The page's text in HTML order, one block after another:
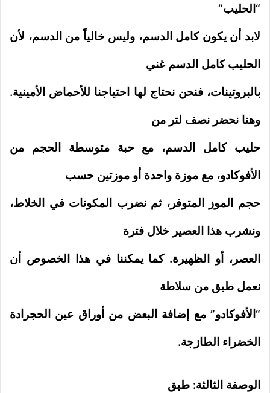
“الحليب”
لابد أن يكون كامل الدسم، وليس خالياً من الدسم، لأن
الحليب كامل الدسم غني
بالبروتينات، فنحن نحتاج لها احتياجنا للأحماض الأمينية.
وهنا نحضر نصف لتر من
حليب كامل الدسم، مع حبة متوسطة الحجم من
الأفوكادو، مع موزة واحدة أو موزتين حسب
حجم الموز المتوفر، ثم نضرب المكونات في الخلاط،
ونشرب هذا العصير خلال فترة
العصر، أو الظهيرة. كما يمكننا في هذا الخصوص أن
نعمل طبق من سلاطة
“الأفوكادو” مع إضافة البعض من أوراق عين الحجرادة
الخضراء الطازجة.
الوصفة الثالثة: طبق